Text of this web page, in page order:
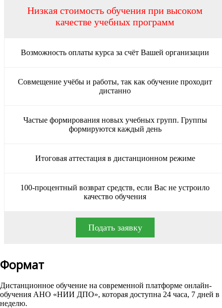
Низкая стоимость обучения при высоком
качестве учебных программ
Возможность оплаты курса за счёт Вашей организации
Совмещение учёбы и работы, так как обучение проходит
дистанно
Частые формирования новых учебных групп. Группы
формируются каждый день
Итоговая аттестация в дистанционном режиме
100-процентный возврат средств, если Вас не устроило
качество обучения
Подать заявку
Формат
Дистанционное обучение на современной платформе онлайн-
обучения АНО «НИИ ДПО», которая доступна 24 часа, 7 дней в
неделю.